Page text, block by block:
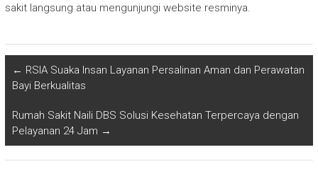
sakit langsung atau mengunjungi website resminya.
← RSIA Suaka Insan Layanan Persalinan Aman dan Perawatan
Bayi Berkualitas
Rumah Sakit Naili DBS Solusi Kesehatan Terpercaya dengan
Pelayanan 24 Jam →